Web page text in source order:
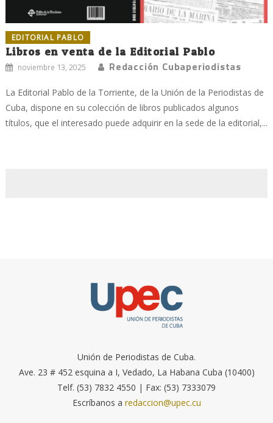
EDITORIAL PABLO
Libros en venta de la Editorial Pablo
noviembre 13, 2025 Redacción Cubaperiodistas
La Editorial Pablo de la Torriente, de la Unión de la Periodistas de
Cuba, dispone en su colección de libros publicados algunos
títulos, que el interesado puede adquirir en la sede de la editorial,...
Unión de Periodistas de Cuba.
Ave. 23 # 452 esquina a I, Vedado, La Habana Cuba (10400)
Telf. (53) 7832 4550 | Fax: (53) 7333079
Escríbanos a redaccion@upec.cu